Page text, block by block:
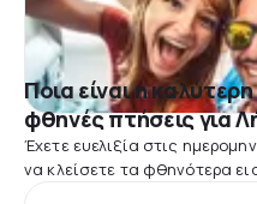
Ποια είναι η
φθηνές πτήσεις για
Έχετε ευελιξία στις
να κλείσετε τα φθηνότερα